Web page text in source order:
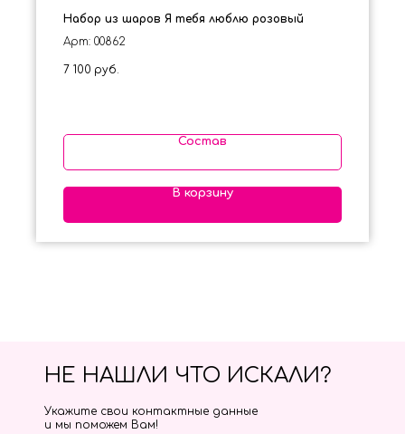
Набор из шаров Я тебя люблю розовый
Арт: 00862
7 100 руб.
Состав
В корзину
НЕ НАШЛИ ЧТО ИСКАЛИ?
Укажите свои контактные данные
и мы поможем Вам!